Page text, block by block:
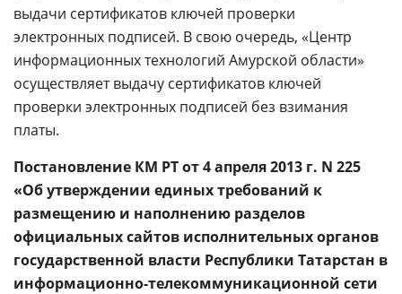
выдачи сертификатов ключей проверки
электронных подписей. В свою очередь, «Центр
информационных технологий Амурской области»
осуществляет выдачу сертификатов ключей
проверки электронных подписей без взимания
платы.
Постановление КМ РТ от 4 апреля 2013 г. N 225
«Об утверждении единых требований к
размещению и наполнению разделов
официальных сайтов исполнительных органов
государственной власти Республики Татарстан в
информационно-телекоммуникационной сети